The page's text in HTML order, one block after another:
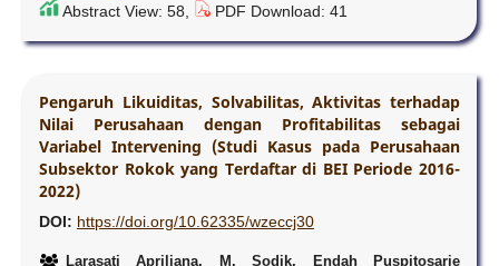
Abstract View: 58, PDF Download: 41
Pengaruh Likuiditas, Solvabilitas, Aktivitas terhadap
Nilai Perusahaan dengan Profitabilitas sebagai
Variabel Intervening (Studi Kasus pada Perusahaan
Subsektor Rokok yang Terdaftar di BEI Periode 2016-
2022)
DOI: https://doi.org/10.62335/wzeccj30
Larasati Apriliana, M. Sodik, Endah Puspitosarie